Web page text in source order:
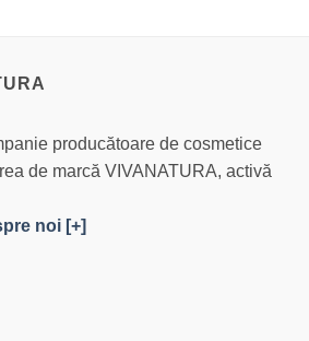
producătoare de cosmetice
de marcă VIVANATURA, activă
noi [+]